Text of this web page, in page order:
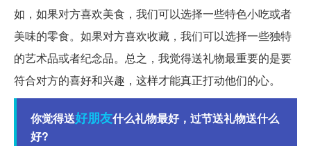
如，如果对方喜欢美食，我们可以选择一些特色小吃或者
美味的零食。如果对方喜欢收藏，我们可以选择一些独特
的艺术品或者纪念品。总之，我觉得送礼物最重要的是要
符合对方的喜好和兴趣，这样才能真正打动他们的心。
你觉得送好朋友什么礼物最好，过节送礼物送什么
好?